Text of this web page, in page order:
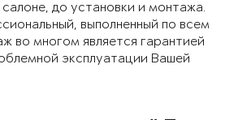
салоне, до установки и монтажа.
выполненный по всем
во многом является гарантией
эксплуатации Вашей